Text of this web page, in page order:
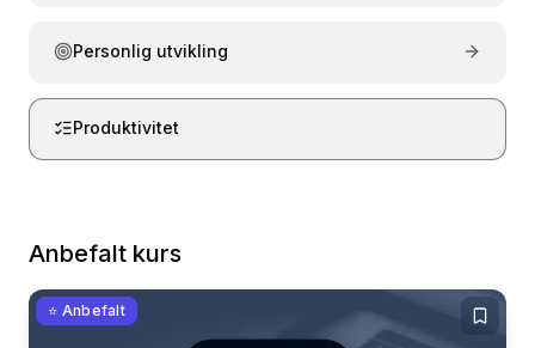
Personlig utvikling
Produktivitet
Anbefalt kurs
⭐ Anbefalt